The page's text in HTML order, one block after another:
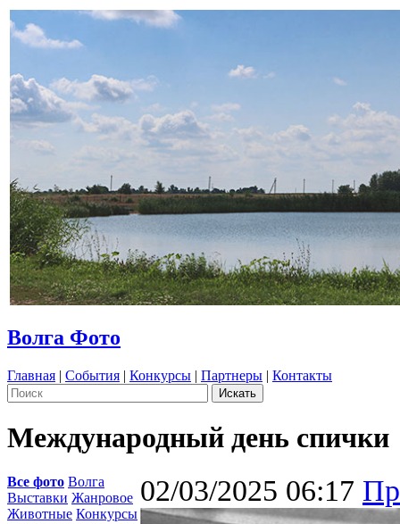
Волга Фото
Главная | События | Конкурсы | Партнеры | Контакты
Международный день спички
Все фото Волга
Выставки Жанровое
Животные Конкурсы
02/03/2025 06:17